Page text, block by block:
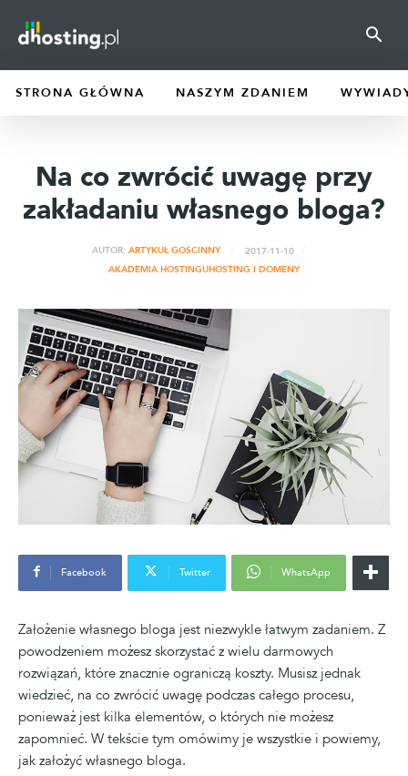
STRONA GŁÓWNA NASZYM ZDANIEM
Na co zwrócić uwagę przy
zakładaniu własnego bloga?
AUTOR: ARTYKUŁ GOŚCINNY
2017-11-10
AKADEMIA HOSTINGUHOSTING I DOMENY
Facebook Twitter WhatsApp
Założenie własnego bloga jest niezwykle łatwym zadaniem. Z
powodzeniem możesz skorzystać z wielu darmowych
rozwiązań, które znacznie ograniczą koszty. Musisz jednak
wiedzieć, na co zwrócić uwagę podczas całego procesu,
ponieważ jest kilka elementów, o których nie możesz
zapomnieć. W tekście tym omówimy je wszystkie i powiemy,
jak założyć własnego bloga.